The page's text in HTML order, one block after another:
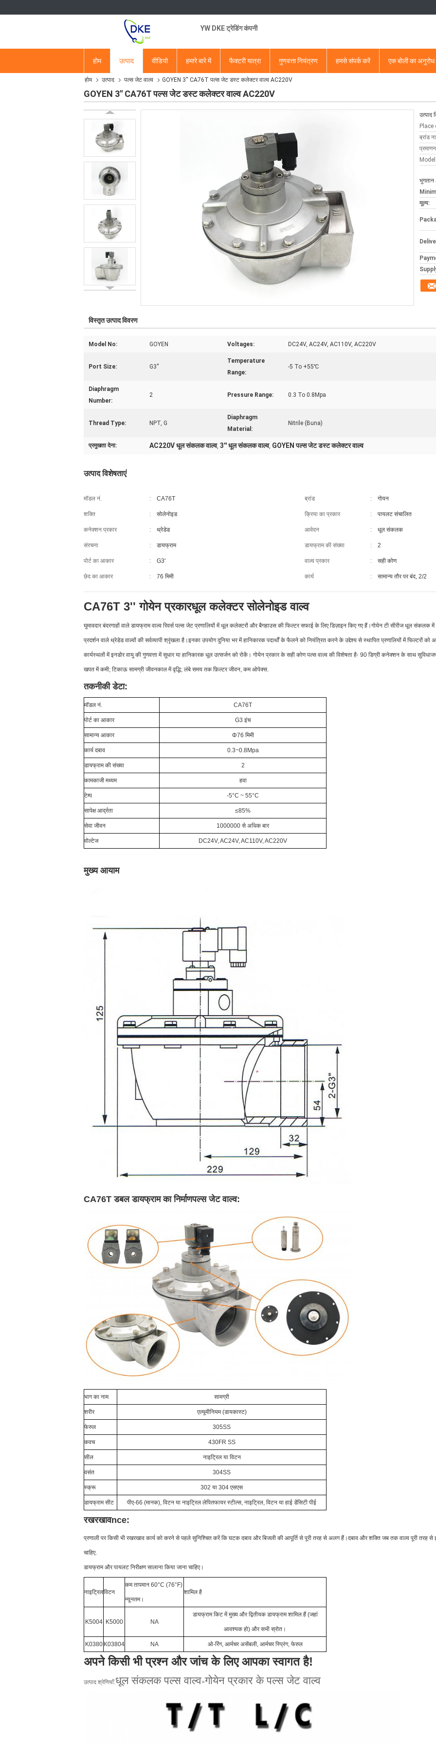
YW DKE ट्रेडिंग कंपनी
होम उत्पाद वीडियो हमारे बारे में फैक्टरी यात्रा गुणवत्ता नियंत्रण हमसे संपर्क करें एक बोली का अनुरोध
होम उत्पाद पल्स जेट वाल्व GOYEN 3'' CA76T पल्स जेट डस्ट कलेक्टर वाल्व AC220V
GOYEN 3'' CA76T पल्स जेट डस्ट कलेक्टर वाल्व AC220V
उत्पाद
Place
ब्रांड
भुगतान
मूल्य:
विस्तृत उत्पाद विवरण
Model No: GOYEN Voltages: DC24V, AC24V, AC110V, AC220V
Port Size: G3''
Temperature
Range:
-5 To +55℃
Diaphragm
Number:
2 Pressure Range: 0.3 To 0.8Mpa
Thread Type: NPT, G
Diaphragm
Material:
Nitrile (Buna)
प्रमुखता देना: AC220V धूल संकलक वाल्व, 3'' धूल संकलक वाल्व, GOYEN पल्स जेट डस्ट कलेक्टर वाल्व
उत्पाद विशेषताएं
मॉडल नं. : CA76T ब्रांड : गोयन
शक्ति : सोलेनोइड क्रिया का प्रकार : पायलट संचालित
कनेक्शन प्रकार : थ्रेडेड आवेदन : धूल संकलक
संरचना : डायफ्राम डायफ्राम की संख्या : 2
पोर्ट का आकार : G3' वाल्व प्रकार : सही कोण
छेद का आकार : 76 मिमी कार्य : सामान्य तौर पर बंद, 2/2
CA76T 3'' गोयेन प्रकारधूल कलेक्टर सोलेनोइड वाल्व
घुमावदार बंदरगाहों वाले डायफ्राम वाल्व रिवर्स पल्स जेट प्रणालियों में धूल कलेक्टरों और बैगहाउस की फिल्टर सफाई के लिए डिज़ाइन किए गए हैं।गोयेन टी सीरीज धूल संकलक में
प्रदर्शन वाले थ्रेडेड वाल्वों की सर्वव्यापी श्रृंखला है।इनका उपयोग दुनिया भर में हानिकारक पदार्थों के फैलने को नियंत्रित करने के उद्देश्य से स्थापित प्रणालियों में फिल्टरों
कार्यस्थलों में इनडोर वायु की गुणवत्ता में सुधार या हानिकारक धूल उत्सर्जन को रोकें। गोयेन प्रकार के सही कोण पल्स वाल्व की विशेषता हैः 90 डिग्री कनेक्शन के साथ
खपत में कमी; टिकाऊ सामग्री जीवनकाल में वृद्धि; लंबे समय तक फ़िल्टर जीवन, कम ओपेक्स.
तकनीकी डेटा:
मॉडल नं. CA76T
पोर्ट का आकार G3 इंच
सामान्य आकार Φ76 मिमी
कार्य दबाव 0.3~0.8Mpa
डायफ्राम की संख्या 2
कामकाजी मध्यम हवा
टेम्प -5°C ~ 55°C
सापेक्ष आर्द्रता ≤85%
सेवा जीवन 1000000 से अधिक बार
वोल्टेज DC24V, AC24V, AC110V, AC220V
मुख्य आयाम
CA76T डबल डायफ्राम का निर्माणपल्स जेट वाल्व:
भाग का नाम सामग्री
शरीर एल्यूमीनियम (डायकास्ट)
फेरुल 305SS
कवच 430FR SS
सील नाइट्रिल या विटन
वसंत 304SS
स्क्रू 302 या 304 एसएस
डायफ्राम सीट पीए-66 (मानक), विटन या नाइट्रिल लेपितफायर स्टील्स, नाइट्रिल, विटन या हाई डेंसिटी पीई
रखरखावnce:
प्रणाली पर किसी भी रखरखाव कार्य को करने से पहले सुनिश्चित करें कि घटक दबाव और बिजली की आपूर्ति से पूरी तरह से अलग हैं।दबाव और शक्ति जब तक वाल्व पूरी तरह से
चाहिए.
डायफ्राम और पायलट निरीक्षण सालाना किया जाना चाहिए।
नाइट्रिलविटन
कम तापमान 60°C (76°F)
न्यूनतम।
शामिल है
K5004 K5000 NA
डायफ्राम किट में मुख्य और द्वितीयक डायफ्राम शामिल हैं (जहां
आवश्यक हो) और सभी स्रोत।
K0380 K03804 NA ओ-रिंग, आर्मचर असेंबली, आर्मचर स्प्रिंग, फेरुल
अपने किसी भी प्रश्न और जांच के लिए आपका स्वागत है!
उत्पाद श्रेणियाँ:धूल संकलक पल्स वाल्व>गोयेन प्रकार के पल्स जेट वाल्व